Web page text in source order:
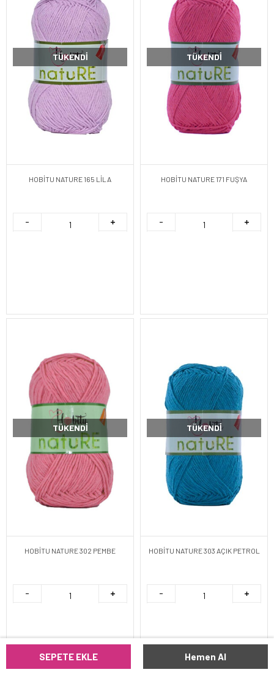
SEPETE EKLE Hemen Al
TÜKENDI
HOBİTU NATURE 165 LİLA
TÜKENDI
HOBİTU NATURE 171 FUŞYA
TÜKENDI
HOBİTU NATURE 302 PEMBE
TÜKENDI
HOBİTU NATURE 303 AÇIK PETROL